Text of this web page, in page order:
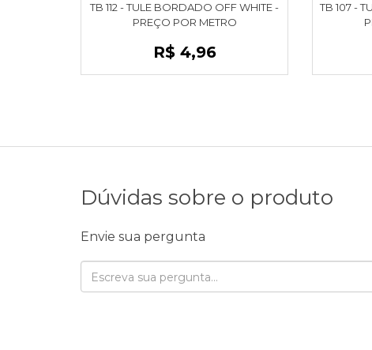
TB 112 - TULE BORDADO OFF WHITE -
PREÇO POR METRO
R$ 4,96
TB 107 -
Dúvidas sobre o produto
Envie sua pergunta